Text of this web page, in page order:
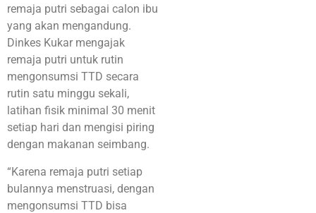
remaja putri sebagai calon ibu
yang akan mengandung.
Dinkes Kukar mengajak
remaja putri untuk rutin
mengonsumsi TTD secara
rutin satu minggu sekali,
latihan fisik minimal 30 menit
setiap hari dan mengisi piring
dengan makanan seimbang.
“Karena remaja putri setiap
bulannya menstruasi, dengan
mengonsumsi TTD bisa